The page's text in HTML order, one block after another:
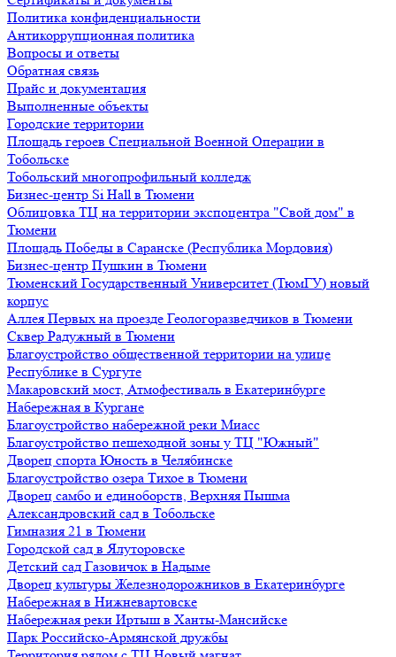
Политика конфиденциальности
Антикоррупционная политика
Вопросы и ответы
Обратная связь
Прайс и документация
Выполненные объекты
Городские территории
Площадь героев Специальной Военной Операции в
Тобольске
Тобольский многопрофильный колледж
Бизнес-центр Si Hall в Тюмени
Облицовка ТЦ на территории экспоцентра "Свой дом" в
Тюмени
Площадь Победы в Саранске (Республика Мордовия)
Бизнес-центр Пушкин в Тюмени
Тюменский Государственный Университет (ТюмГУ) новый
корпус
Аллея Первых на проезде Геологоразведчиков в Тюмени
Сквер Радужный в Тюмени
Благоустройство общественной территории на улице
Республике в Сургуте
Макаровский мост, Атмофестиваль в Екатеринбурге
Набережная в Кургане
Благоустройство набережной реки Миасс
Благоустройство пешеходной зоны у ТЦ "Южный"
Дворец спорта Юность в Челябинске
Благоустройство озера Тихое в Тюмени
Дворец самбо и единоборств, Верхняя Пышма
Александровский сад в Тобольске
Гимназия 21 в Тюмени
Городской сад в Ялуторовске
Детский сад Газовичок в Надыме
Дворец культуры Железнодорожников в Екатеринбурге
Набережная в Нижневартовске
Набережная реки Иртыш в Ханты-Мансийске
Парк Российско-Армянской дружбы